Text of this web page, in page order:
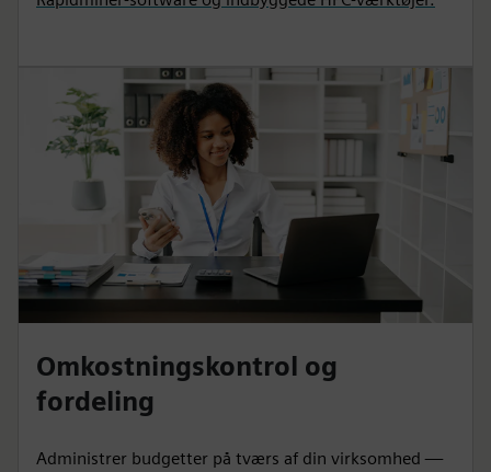
Omkostningskontrol og
fordeling
Administrer budgetter på tværs af din virksomhed —